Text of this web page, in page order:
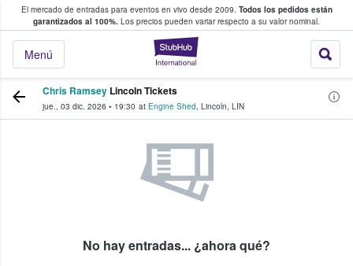
El mercado de entradas para eventos en vivo desde 2009. Todos los pedidos están
garantizados al 100%. Los precios pueden variar respecto a su valor nominal.
StubHub:
Menú
y venta de entradas entre fans
Chris Ramsey Lincoln Tickets
jue., 03 dic. 2026 • 19:30 at Engine Shed, Lincoln, LIN
No hay entradas... ¿ahora qué?